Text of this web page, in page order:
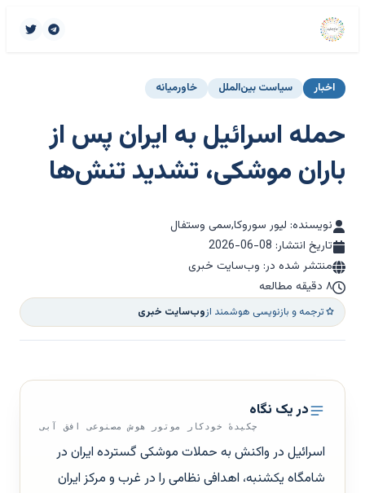
اخبار سیاست بین‌الملل خاورمیانه
حمله اسرائیل به ایران پس از
باران موشکی، تشدید تنش‌ها
نویسنده: لیور سوروکا,سمی وستفال
تاریخ انتشار: 2026-06-08
منتشر شده در: وب‌سایت خبری
۸ دقیقه مطالعه
ترجمه و بازنویسی هوشمند ازوب‌سایت خبری
در یک نگاه
چکیدهٔ خودکار موتور هوش مصنوعی افق آبی
اسرائیل در واکنش به حملات موشکی گسترده ایران در
شامگاه یکشنبه، اهدافی نظامی را در غرب و مرکز ایران